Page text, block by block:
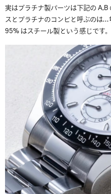
実はプラチナ製パーツは下記の
スとプラチナのコンビと呼ぶのは
95% はスチール製という感じです。